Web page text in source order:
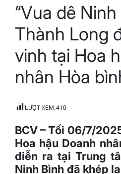
read
time
“Vua dê Ninh
Thành Long
vinh tại Hoa
nhân Hòa
LƯỢT XEM:410
BCV – Tối 06/7/
Hoa hậu Doanh
diễn ra tại Trung
Ninh Bình đã khép